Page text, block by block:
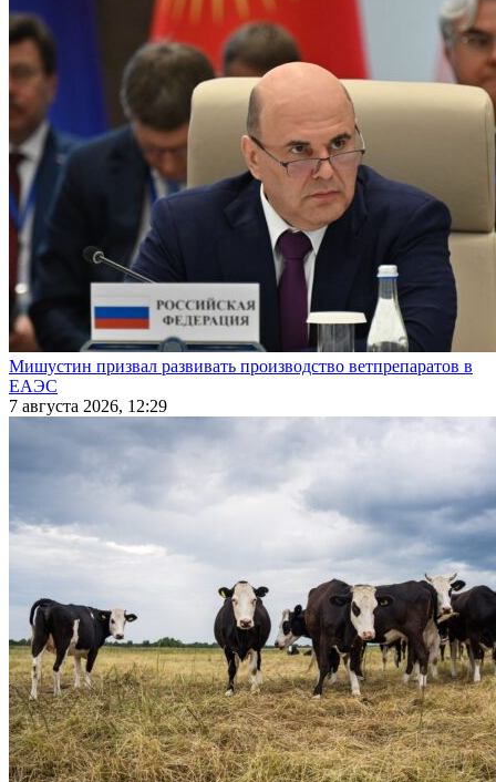
Мишустин призвал развивать производство ветпрепаратов в
ЕАЭС
7 августа 2026, 12:29